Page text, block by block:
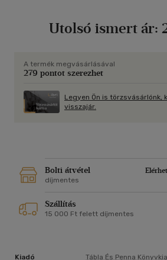
turistacsoportoknak szolgálnak fel
macskaköves utcáin, vagy az, ha
Boulevards melletti kis passage-
szépségeit, varázslatos negyedeit,
magával ragadó kis utcáit. Hiszen utazni
Utolsó ismert ár:
A termék megvásárlásával
279 pontot szerezhet
Legyen Ön is törzsvásárlónk,
visszajár.
Bolti átvétel
díjmentes
Szállítás
15 000 Ft felett díjmentes
Kiadó Tábla És Penna